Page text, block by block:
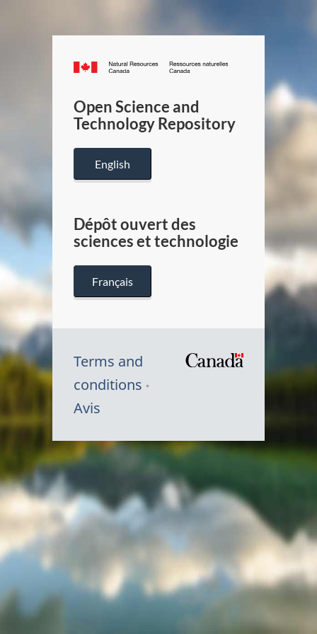
Canada.ca
/
Canada
Open Science and
Technology Repository
English
Dépôt ouvert des
sciences et technologie
Français
Terms and
conditions
Avis
Symbole
du